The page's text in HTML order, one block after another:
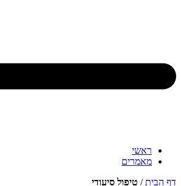
ראשי
מאמרים
דף הבית/ טיפול סיעודי